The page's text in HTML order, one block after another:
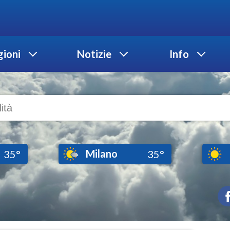
Notizie Info
35° Milano 35°